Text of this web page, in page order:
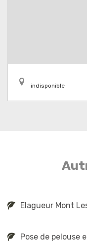
indisponible
Elagueur Mont
Pose de pelouse